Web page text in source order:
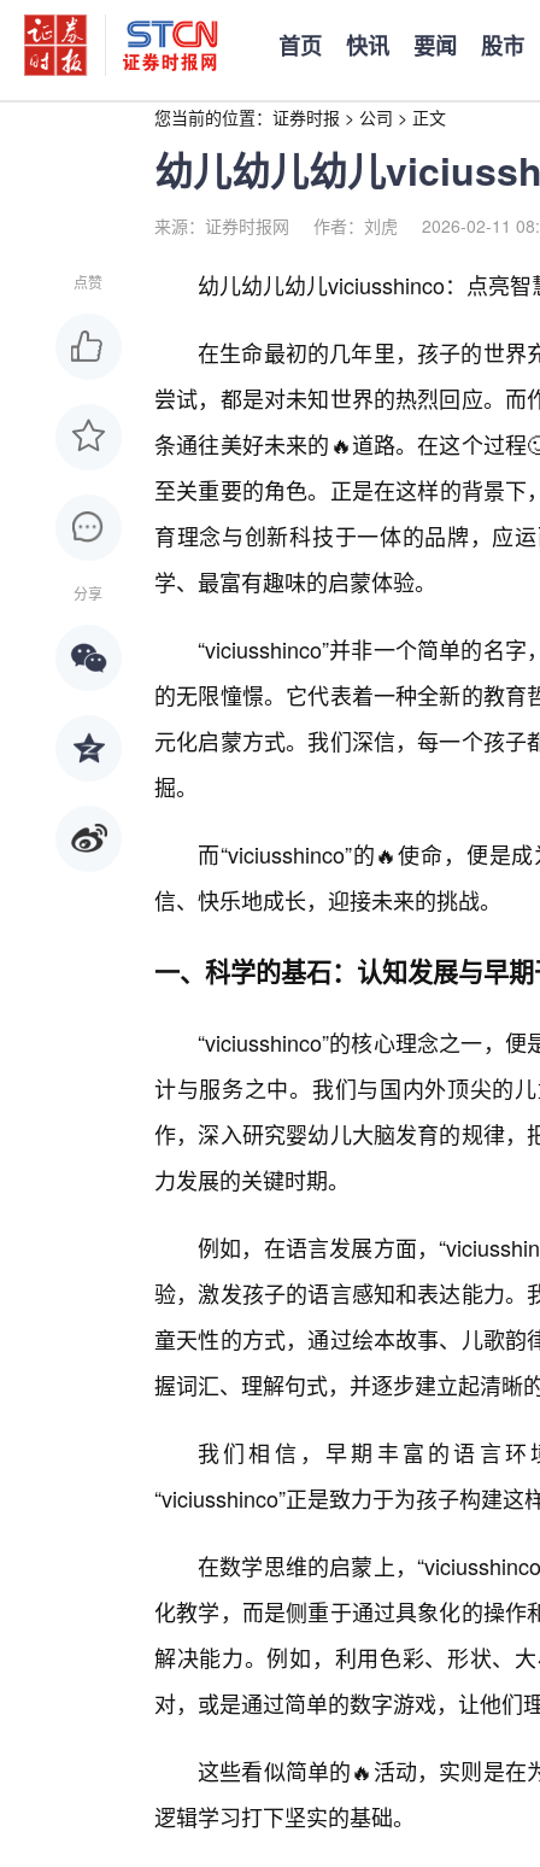
首页 快讯 要闻 股市
您当前的位置： 证券时报 > 公司 > 正文
幼儿幼儿幼儿
来源：证券时报网 作者：刘虎 2026-02-11
点赞
分享
幼儿幼儿幼儿viciusshinco：点亮
在生命最初的几年里，孩子的世界
尝试，都是对未知世界的热烈回应。
条通往美好未来的🔥道路。在这个过
至关重要的角色。正是在这样的背景
育理念与创新科技于一体的品牌，应
学、最富有趣味的启蒙体验。
“viciusshinco”并非一个简单的名
的无限憧憬。它代表着一种全新的教
元化启蒙方式。我们深信，每一个孩
掘。
而“viciusshinco”的🔥使命，便是
信、快乐地成长，迎接未来的挑战。
一、科学的基石：认知发展与早
“viciusshinco”的核心理念之一，
计与服务之中。我们与国内外顶尖的
作，深入研究婴幼儿大脑发育的规律
力发展的关键时期。
例如，在语言发展方面，
验，激发孩子的语言感知和表达能力
童天性的方式，通过绘本故事、儿歌
握词汇、理解句式，并逐步建立起清晰
我们相信，早期丰富的语言
“viciusshinco”正是致力于为孩子构建这
在数学思维的启蒙上，
化教学，而是侧重于通过具象化的操
解决能力。例如，利用色彩、形状、
对，或是通过简单的数字游戏，让他们理
这些看似简单的🔥活动，实则是在
逻辑学习打下坚实的基础。